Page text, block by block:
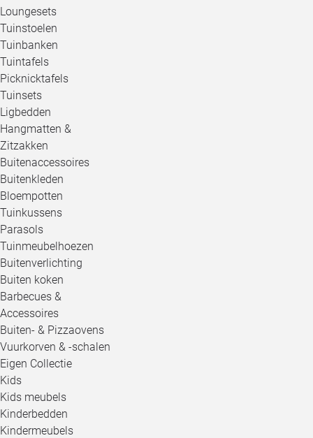
Loungesets
Tuinstoelen
Tuinbanken
Tuintafels
Picknicktafels
Tuinsets
Ligbedden
Hangmatten &
Zitzakken
Buitenaccessoires
Buitenkleden
Bloempotten
Tuinkussens
Parasols
Tuinmeubelhoezen
Buitenverlichting
Buiten koken
Barbecues &
Accessoires
Buiten- & Pizzaovens
Vuurkorven & -schalen
Eigen Collectie
Kids
Kids meubels
Kinderbedden
Kindermeubels